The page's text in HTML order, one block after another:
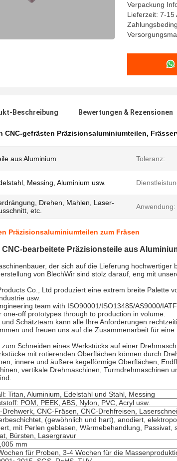
Verpackung
Lieferzeit: 7-15
Beschreibung Bewertungen & Rezensionen
CNC-gefrästen Präzisionsaluminiumteilen,
aus Aluminium Toleranz:
Messing, Aluminium usw.
Drehen, Mahlen, Laser-
etc.
Anwendung:
Präzisionsaluminiumteilen zum Fräsen
bearbeitete Präzisionsteile aus
der sich auf die Lieferung hochwertiger
von BlechWir sind stolz darauf, eng mit
Co., Ltd produziert eine extrem breite Palette
usw.
team with ISO90001/ISO13485/AS9000/
off prototypes through to production in volume.
Schätzteam kann alle Ihre Anforderungen
und freuen uns auf die Zusammenarbeit für eine
Schneiden eines Werkstücks auf einer
mit rotierenden Oberflächen können durch
innere und äußere kegelförmige Oberflächen,
vertikale Drehmaschinen, Turmdrehmaschinen
Titan, Aluminium, Edelstahl und Stahl, Messing
POM, PEEK, ABS, Nylon, PVC, Acryl usw.
Drehwerk, CNC-Fräsen, CNC-Drehfreisen,
(gewöhnlich und hart), anodiert,
mit Perlen geblasen, Wärmebehandlung, Passivat,
Bürsten, Lasergravur
mm
für Proben, 3-4 Wochen für die